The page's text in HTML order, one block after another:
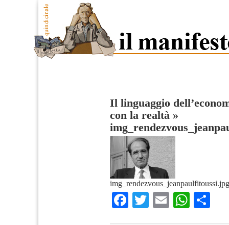
Il linguaggio
con la realtà »
img_rendezvous_jeanpaulfitoussi.jpg
Facebook
TwitterEmail